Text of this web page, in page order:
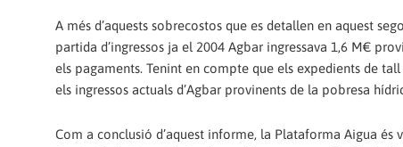
A més d’aquests sobrecostos que es detallen en aquest
partida d’ingressos ja el 2004 Agbar ingressava 1,6 M€
els pagaments. Tenint en compte que els expedients de
els ingressos actuals d’Agbar provinents de la pobresa
Com a conclusió d’aquest informe, la Plataforma Aigua